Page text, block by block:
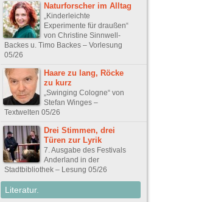
Naturforscher im Alltag
„Kinderleichte
Experimente für draußen“
von Christine Sinnwell-
Backes u. Timo Backes – Vorlesung
05/26
Haare zu lang, Röcke
zu kurz
„Swinging Cologne“ von
Stefan Winges –
Textwelten 05/26
Drei Stimmen, drei
Türen zur Lyrik
7. Ausgabe des Festivals
Anderland in der
Stadtbibliothek – Lesung 05/26
Literatur.